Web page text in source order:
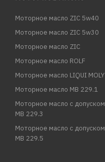
Моторное масло ZIC 5w40
Моторное масло ZIC 5w30
Моторное масло ZIC
Моторное масло ROLF
Моторное масло LIQUI MOLY
Моторное масло MB 229.1
Моторное масло с допуском
MB 229.3
Моторное масло с допуском
MB 229.5